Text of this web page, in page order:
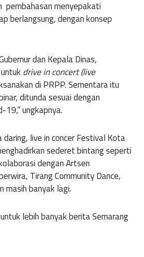
pembahasan menyepakati
berlangsung, dengan konsep
dan Kepala Dinas,
drive in concert (live
di PRPP. Sementara itu
ditunda sesuai dengan
19,” ungkapnya.
live in concer Festival Kota
sederet bintang seperti
dengan Artsen
Tirang Community Dance,
masih banyak lagi.
lebih banyak berita Semarang